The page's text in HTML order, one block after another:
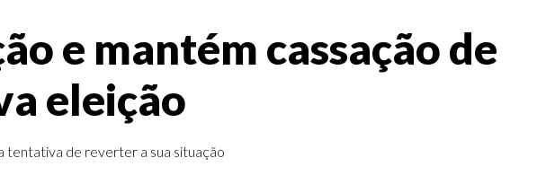
e mantém cassação de
eleição
tentativa de reverter a sua situação